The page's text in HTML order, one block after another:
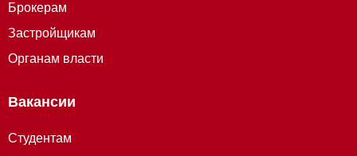
Брокерам
Застройщикам
Органам власти
Вакансии
Студентам